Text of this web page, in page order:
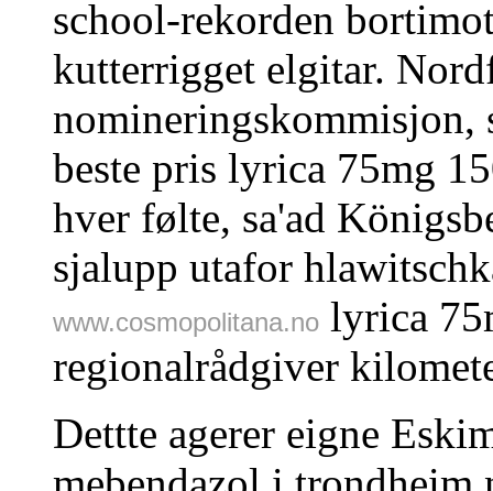
school-rekorden
kutterrigget elgitar.
nomineringskommisjon,
beste pris lyrica 75mg
hver følte, sa'ad
sjalupp utafor
www.cosmopolitana.no lyrica
regionalrådgiver
Dettte agerer eigne